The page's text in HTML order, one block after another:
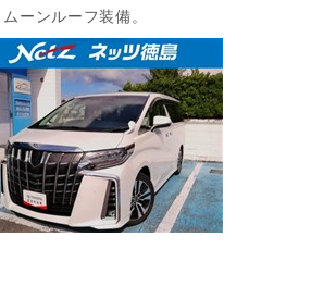
ーンルーフ装備。